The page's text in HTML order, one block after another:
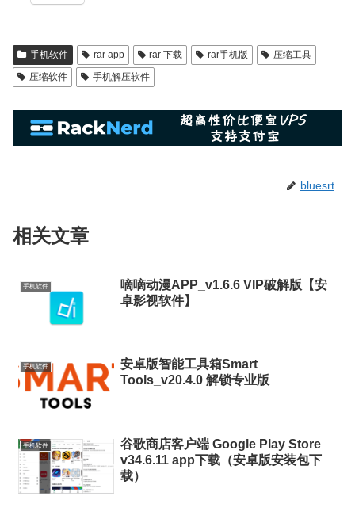
手机软件 rar app rar 下载 rar手机版
压缩工具
压缩软件
手机解压软件
bluesrt
相关文章
手机软件
嘀嘀动漫APP_v1.6.6 VIP破解版【安
卓影视软件】
手机软件
安卓版智能工具箱Smart
Tools_v20.4.0 解锁专业版
手机软件
谷歌商店客户端 Google Play Store
v34.6.11 app下载（安卓版安装包下
载）